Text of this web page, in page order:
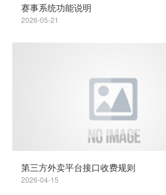
赛事系统功能说明
2026-05-21
第三方外卖平台接口收费规则
2026-04-15